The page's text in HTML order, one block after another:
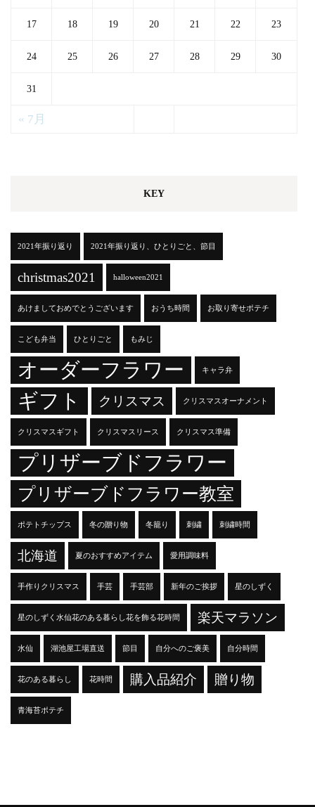
17 18 19 20 21 22 23
24 25 26 27 28 29 30
31
« 7月
KEY
2021年振り返り 2021年振り返り、ひとりごと、節目
christmas2021 halloween2021
あけましておめでとうございます おうち時間 お取り寄せポテチ
こども弁当 ひとりごと もみじ
オーダーフラワー キャラ弁
ギフト クリスマス クリスマスオーナメント
クリスマスギフト クリスマスリース クリスマス準備
プリザーブドフラワー
プリザーブドフラワー教室
ポテトチップス 冬の贈り物 冬籠り 刺繍 刺繍時間
北海道 夏のおすすめアイテム 愛用調味料
手作りクリスマス 手芸 手芸部 新年のご挨拶 星のしずく
星のしずく水仙花のある暮らし花を飾る花時間 楽天マラソン
水仙 湖池屋工場直送 節目 自分へのご褒美 自分時間
花のある暮らし 花時間 購入品紹介 贈り物
青海苔ポテチ